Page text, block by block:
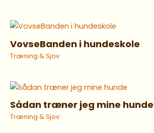
VovseBanden i hundeskole
Træning & Sjov
Sådan træner jeg mine hunde
Træning & Sjov